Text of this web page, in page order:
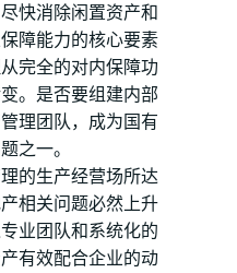
快消除闲置资产和
障能力的核心要素
完全的对内保障功
。是否要组建内部
理团队，成为国有
之一。
的生产经营场所达
相关问题必然上升
业团队和系统化的
有效配合企业的动